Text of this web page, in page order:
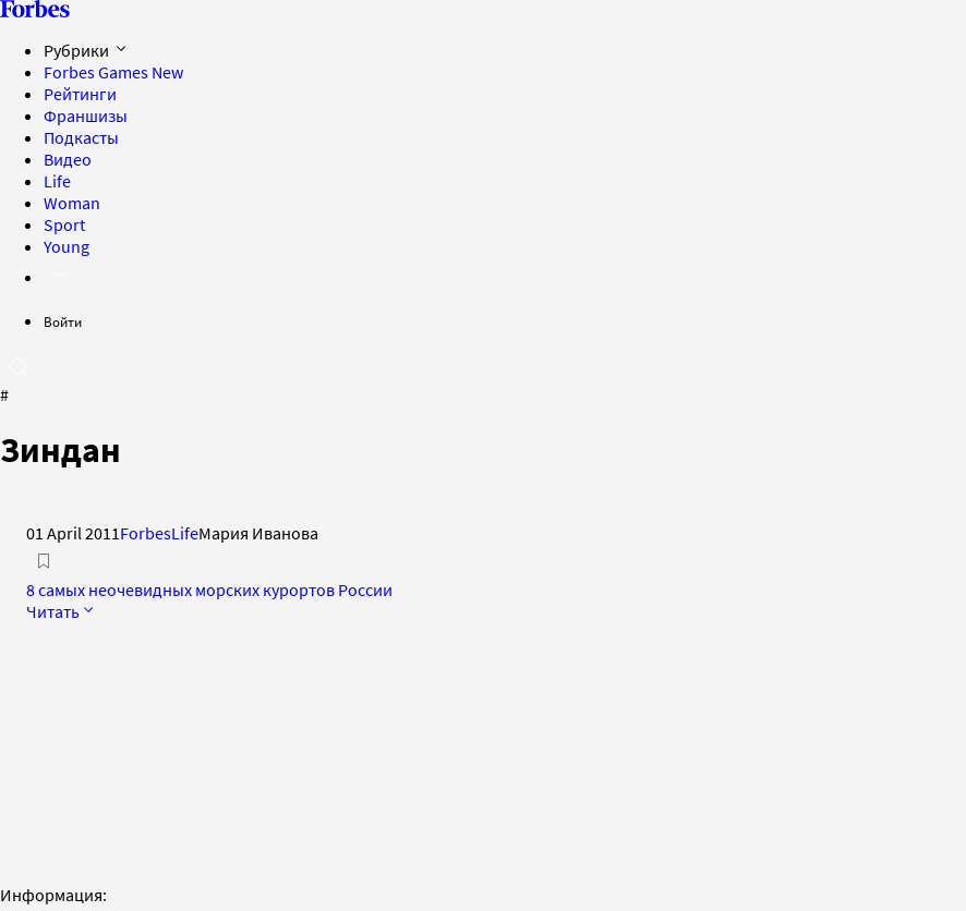
Рубрики
Forbes Games New
Рейтинги
Франшизы
Подкасты
Видео
Life
Woman
Sport
Young
Войти
#
Зиндан
01 April 2011 ForbesLifeМария Иванова
8 самых неочевидных морских курортов России
Читать
Информация: